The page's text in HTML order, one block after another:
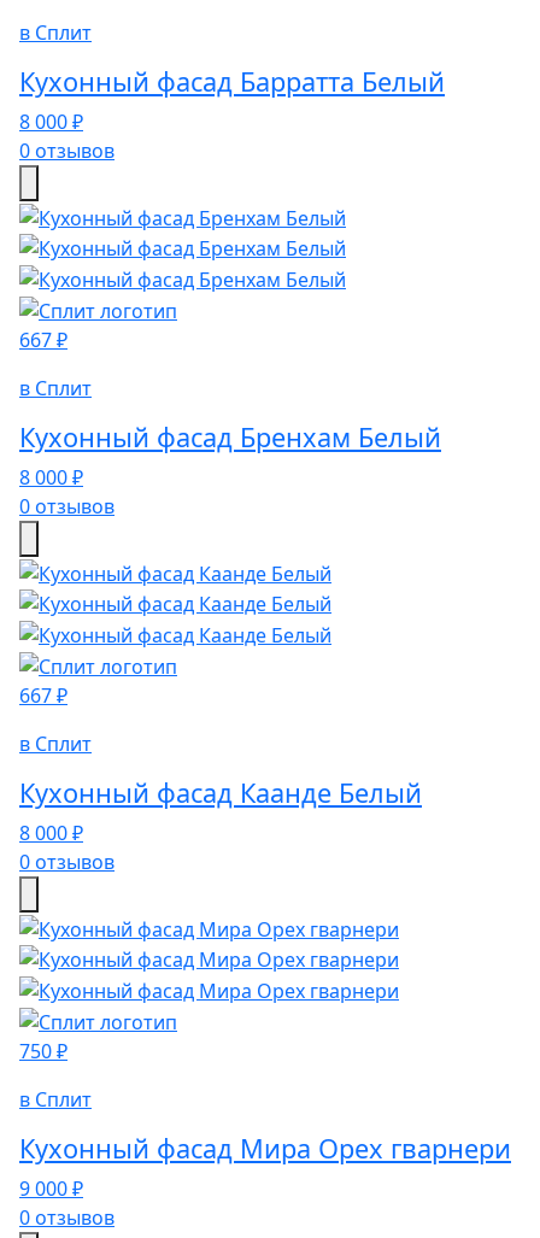
в Сплит
Кухонный фасад Барратта Белый
8 000 ₽
0 отзывов
667 ₽
в Сплит
Кухонный фасад Бренхам Белый
8 000 ₽
0 отзывов
667 ₽
в Сплит
Кухонный фасад Каанде Белый
8 000 ₽
0 отзывов
750 ₽
в Сплит
Кухонный фасад Мира Орех гварнери
9 000 ₽
0 отзывов